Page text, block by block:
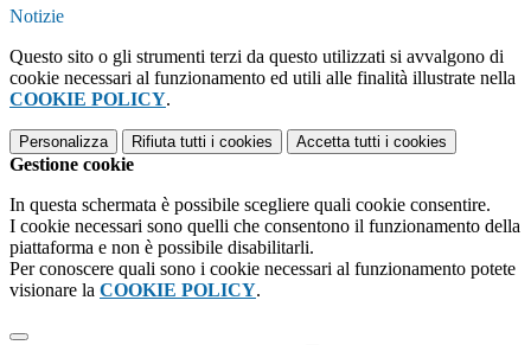
Notizie
Questo sito o gli strumenti terzi da questo utilizzati si avvalgono di
cookie necessari al funzionamento ed utili alle finalità illustrate nella
COOKIE POLICY.
Personalizza Rifiuta tutti i cookies Accetta tutti i cookies
Gestione cookie
In questa schermata è possibile scegliere quali cookie consentire.
I cookie necessari sono quelli che consentono il funzionamento della
piattaforma e non è possibile disabilitarli.
Per conoscere quali sono i cookie necessari al funzionamento potete
visionare la COOKIE POLICY.